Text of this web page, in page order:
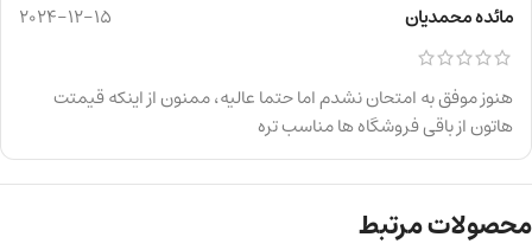
مائده محمدیان 2024-12-15
هنوز موفق به امتحان نشدم اما حتما عالیه، ممنون از اینکه قیمتت
هاتون از باقی فروشگاه ها مناسب تره
محصولات مرتبط